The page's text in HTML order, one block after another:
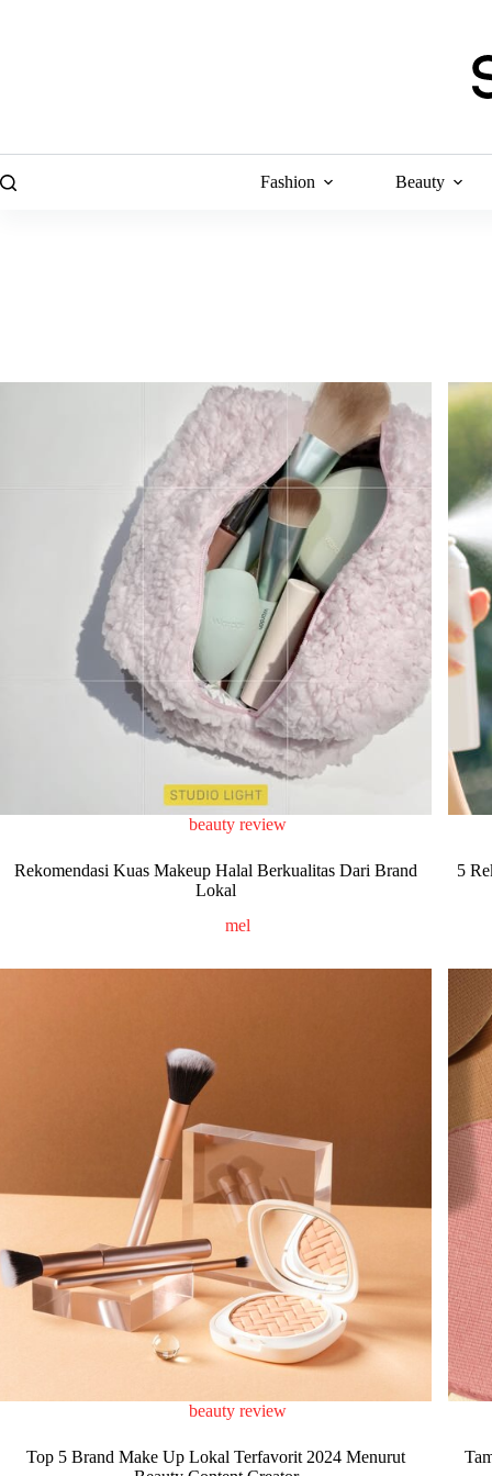
Fashion Beauty
beauty review
Rekomendasi Kuas Makeup Halal Berkualitas Dari Brand
Lokal
mel
5
beauty review
Top 5 Brand Make Up Lokal Terfavorit 2024 Menurut